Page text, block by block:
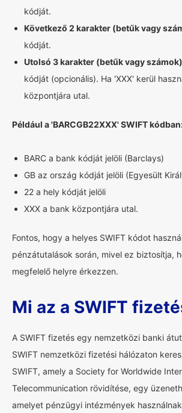
kódját.
Következő 2 karakter (betűk vagy
kódját.
Utolsó 3 karakter (betűk vagy számok)
kódját (opcionális). Ha 'XXX' kerül
központjára utal.
Például a 'BARCGB22XXX' SWIFT
BARC a bank kódját jelöli (Barclays)
GB az ország kódját jelöli (Egyesült
22 a hely kódját jelöli
XXX a bank központjára utal.
Fontos, hogy a helyes SWIFT kódot
pénzátutalások során, mivel ez biztosítja,
megfelelő helyre érkezzen.
Mi az a SWIFT
A SWIFT fizetés egy nemzetközi banki
SWIFT nemzetközi fizetési hálózaton
SWIFT, amely a Society for Worldwide
Telecommunication rövidítése, egy
amelyet pénzügyi intézmények